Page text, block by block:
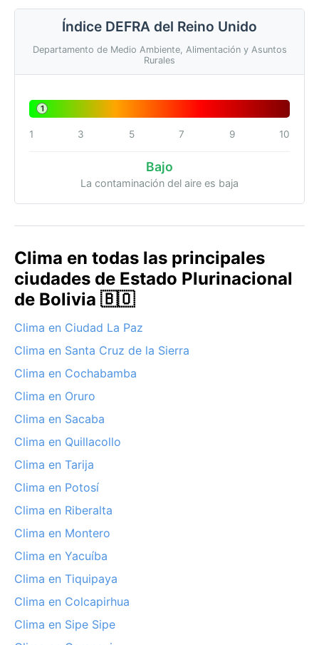
Índice DEFRA del Reino Unido
Departamento de Medio Ambiente, Alimentación y Asuntos
Rurales
1
1 3 5 7 9 10
Bajo
La contaminación del aire es baja
Clima en todas las principales
ciudades de Estado Plurinacional
de Bolivia 🇧🇴
Clima en Ciudad La Paz
Clima en Santa Cruz de la Sierra
Clima en Cochabamba
Clima en Oruro
Clima en Sacaba
Clima en Quillacollo
Clima en Tarija
Clima en Potosí
Clima en Riberalta
Clima en Montero
Clima en Yacuíba
Clima en Tiquipaya
Clima en Colcapirhua
Clima en Sipe Sipe